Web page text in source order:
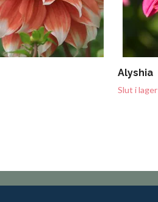
Alyshia
Slut i lager